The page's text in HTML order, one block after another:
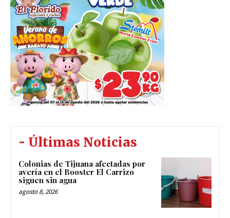
- Últimas Noticias
Colonias de Tijuana afectadas por
avería en el Booster El Carrizo
siguen sin agua
agosto 8, 2026